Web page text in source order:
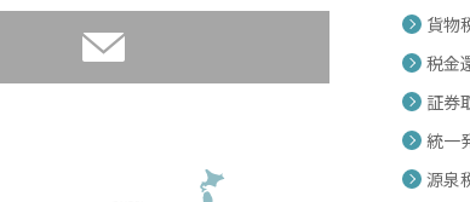
貨物
税金
証券
統一
源泉